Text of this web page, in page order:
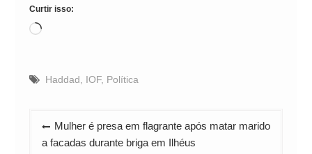
Curtir isso:
Carregando...
Haddad, IOF, Política
Navegação
de
Mulher é presa em flagrante após matar marido
a facadas durante briga em Ilhéus